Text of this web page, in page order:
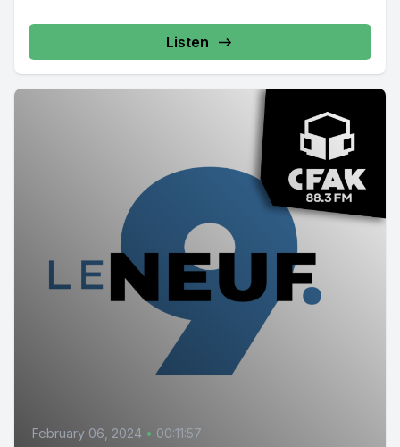
Listen
February 06, 2024 • 00:11:57